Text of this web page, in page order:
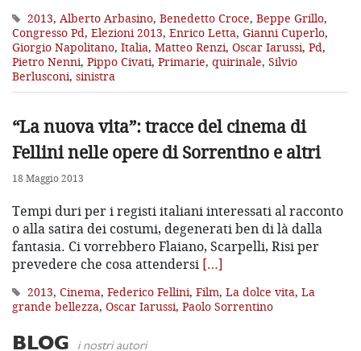
2013, Alberto Arbasino, Benedetto Croce, Beppe Grillo,
Congresso Pd, Elezioni 2013, Enrico Letta, Gianni Cuperlo,
Giorgio Napolitano, Italia, Matteo Renzi, Oscar Iarussi, Pd,
Pietro Nenni, Pippo Civati, Primarie, quirinale, Silvio
Berlusconi, sinistra
“La nuova vita”: tracce del cinema di
Fellini nelle opere di Sorrentino e altri
18 Maggio 2013
Tempi duri per i registi italiani interessati al racconto
o alla satira dei costumi, degenerati ben di là dalla
fantasia. Ci vorrebbero Flaiano, Scarpelli, Risi per
prevedere che cosa attendersi […]
2013, Cinema, Federico Fellini, Film, La dolce vita, La
grande bellezza, Oscar Iarussi, Paolo Sorrentino
BLOG i nostri autori